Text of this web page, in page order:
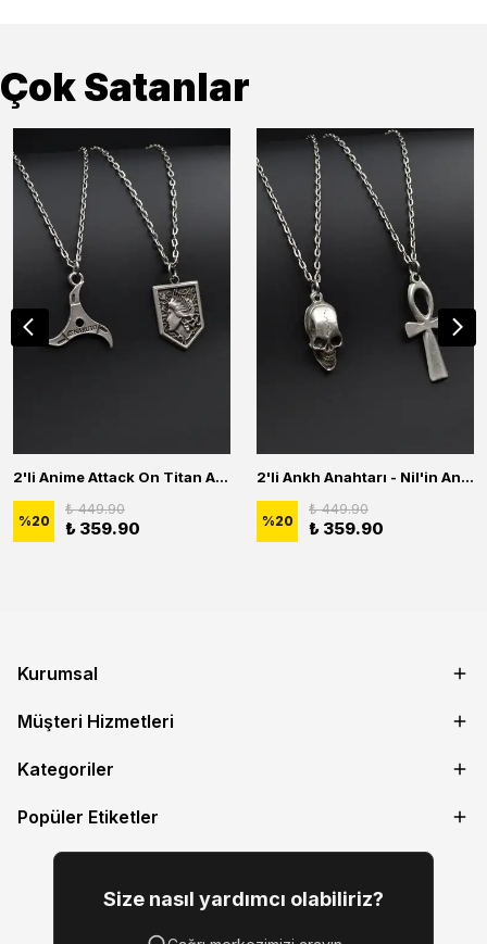
Çok Satanlar
2'li Anime Attack On Titan Acrylic Maria Anime Naruto Erkek Kadın Kolye Seti
%20
₺ 449.90
₺ 359.90
2'li Ankh Anahtarı - Nil'in Anahtarı - Kuru Kafa Erkek Kadın Kolye Seti
%20
₺ 449.90
₺ 359.90
Kurumsal
Müşteri Hizmetleri
Kategoriler
Popüler Etiketler
Size nasıl yardımcı olabiliriz?